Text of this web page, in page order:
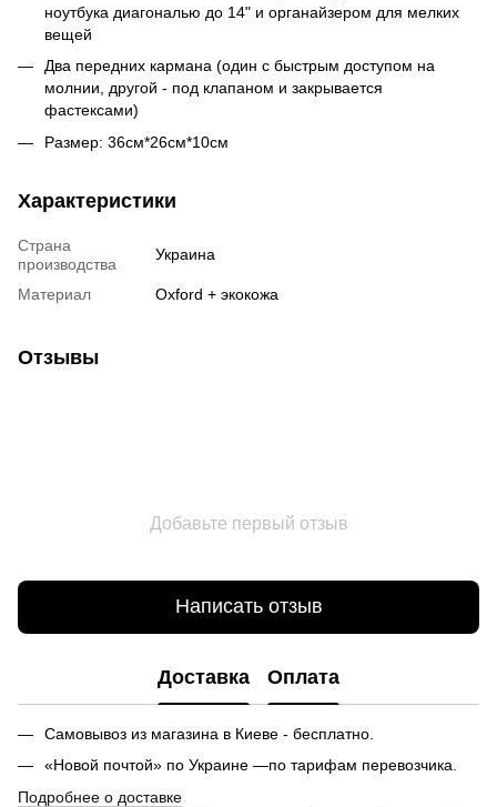
ноутбука диагональю до 14" и органайзером для мелких
вещей
Два передних кармана (один с быстрым доступом на
молнии, другой - под клапаном и закрывается
фастексами)
Размер: 36см*26см*10см
Характеристики
Страна
производства
Украина
Материал Oxford + экокожа
Отзывы
Добавьте первый отзыв
Написать отзыв
Доставка Оплата
Самовывоз из магазина в Киеве - бесплатно.
«Новой почтой» по Украине —по тарифам перевозчика.
Подробнее о доставке